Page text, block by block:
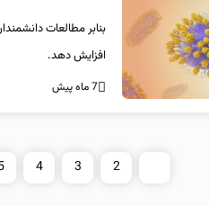
بنابر مطالعات
افزایش دهد.
7 ماه پیش
2
3
4